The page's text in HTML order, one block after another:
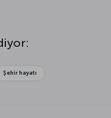
sırasında doğanın
sıcakkanlı,
tarihi yapılarda ve
yerel mutfağı
Şehir hayatı